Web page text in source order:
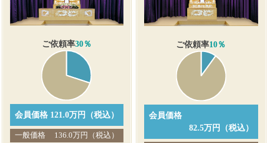
ご依頼率30％
会員価格 121.0万円（税込）
一般価格 136.0万円（税込）
ご依頼率10％
会員価格
82.5万円（税込）